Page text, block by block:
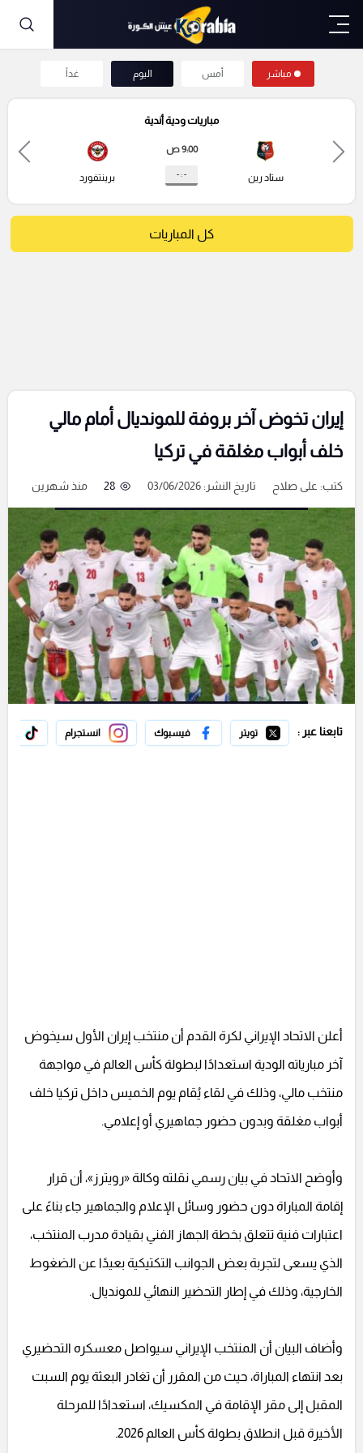
مباشر أمس اليوم غداً
مباريات ودية أندية
ستاد رين
9:00 ص
- : - برينتفورد
كل المباريات
إيران تخوض آخر بروفة للمونديال أمام مالي
خلف أبواب مغلقة في تركيا
كتب: على صلاح تاريخ النشر: 03/06/2026 28 منذ شهرين
تابعنا عبر : تويتر فيسبوك انستجرام
أعلن الاتحاد الإيراني لكرة القدم أن منتخب إيران الأول سيخوض
آخر مبارياته الودية استعدادًا لبطولة كأس العالم في مواجهة
منتخب مالي، وذلك في لقاء يُقام يوم الخميس داخل تركيا خلف
أبواب مغلقة وبدون حضور جماهيري أو إعلامي.
وأوضح الاتحاد في بيان رسمي نقلته وكالة «رويترز»، أن قرار
إقامة المباراة دون حضور وسائل الإعلام والجماهير جاء بناءً على
اعتبارات فنية تتعلق بخطة الجهاز الفني بقيادة مدرب المنتخب،
الذي يسعى لتجربة بعض الجوانب التكتيكية بعيدًا عن الضغوط
الخارجية، وذلك في إطار التحضير النهائي للمونديال.
وأضاف البيان أن المنتخب الإيراني سيواصل معسكره التحضيري
بعد انتهاء المباراة، حيث من المقرر أن تغادر البعثة يوم السبت
المقبل إلى مقر الإقامة في المكسيك، استعدادًا للمرحلة
الأخيرة قبل انطلاق بطولة كأس العالم 2026.